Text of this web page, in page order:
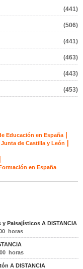
(441)
(506)
(441)
(463)
(443)
(453)
Educación en España
de Castilla y León
en España
Paisajísticos A DISTANCIA
horas
horas
A DISTANCIA